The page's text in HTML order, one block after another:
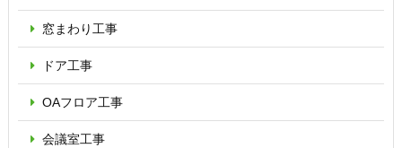
窓まわり工事
ドア工事
OAフロア工事
会議室工事